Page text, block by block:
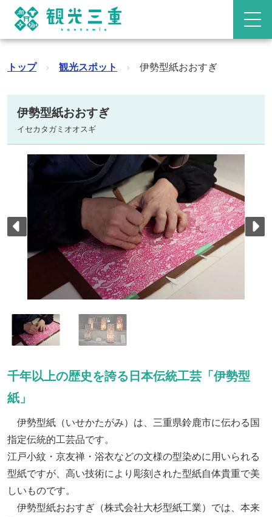
トップ › 観光スポット › 伊勢型紙おおすぎ
伊勢型紙おおすぎ
イセカタガミオオスギ
千年以上の歴史を誇る日本伝統工芸「伊勢型
紙」
伊勢型紙（いせかたがみ）は、三重県鈴鹿市に伝わる国
指定伝統的工芸品です。
江戸小紋・京友禅・浴衣などの文様の型染めに用いられる
型紙ですが、高い技術により彫刻された型紙自体貴重で美
しいものです。
伊勢型紙おおすぎ（株式会社大杉型紙工業）では、本来